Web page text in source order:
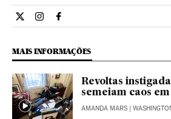
Internacional El País Brasil en Twitter
Internacional El País Brasil en
Internacional El País Brasil
MAIS INFORMAÇÕES
Revoltas
semeiam caos
AMANDA MARS |